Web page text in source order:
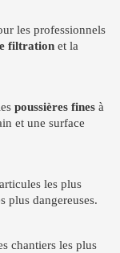
les professionnels
filtration et la
poussières fines à
et une surface
les plus
plus dangereuses.
chantiers les plus